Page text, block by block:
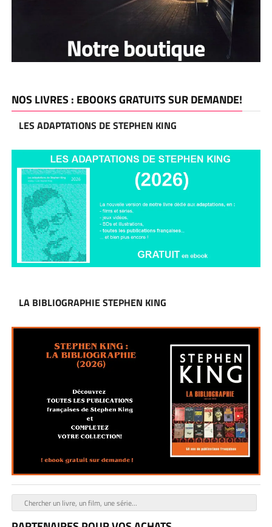
NOS LIVRES : EBOOKS GRATUITS SUR DEMANDE!
LES ADAPTATIONS DE STEPHEN KING
LA BIBLIOGRAPHIE STEPHEN KING